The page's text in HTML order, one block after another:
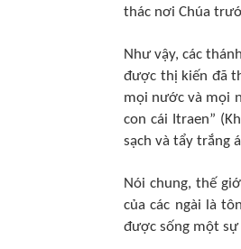
thác nơi Chúa
Như vậy, các
được thị kiến đã
mọi nước và mọi
con cái Itraen”
sạch và tẩy trắng
Nói chung, thế
của các ngài là
được sống một